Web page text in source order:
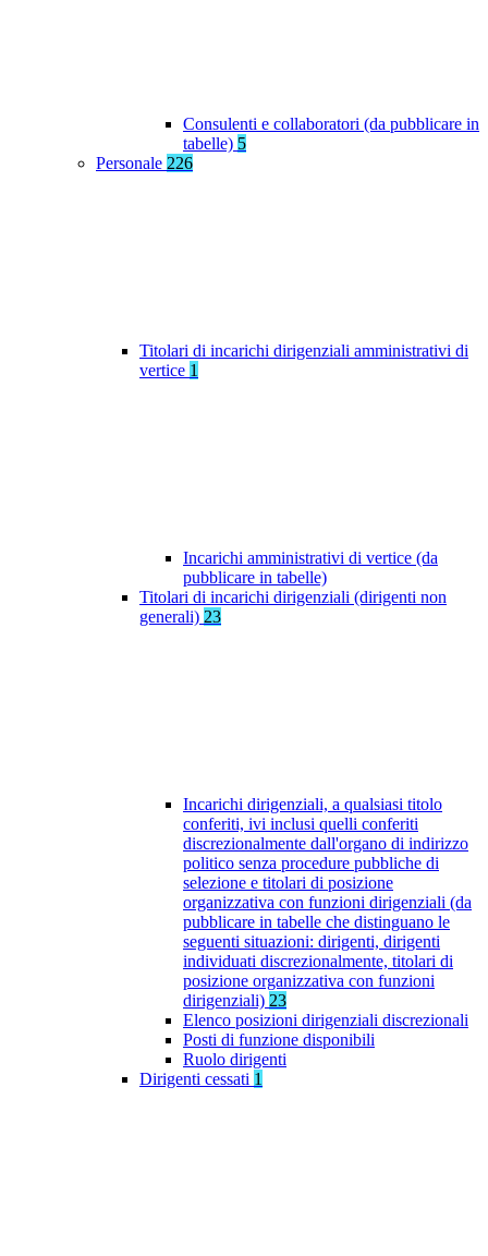
Consulenti e collaboratori (da pubblicare in
tabelle) 5
Personale 226
Titolari di incarichi dirigenziali amministrativi di
vertice 1
Incarichi amministrativi di vertice (da
pubblicare in tabelle)
Titolari di incarichi dirigenziali (dirigenti non
generali) 23
Incarichi dirigenziali, a qualsiasi titolo
conferiti, ivi inclusi quelli conferiti
discrezionalmente dall'organo di indirizzo
politico senza procedure pubbliche di
selezione e titolari di posizione
organizzativa con funzioni dirigenziali (da
pubblicare in tabelle che distinguano le
seguenti situazioni: dirigenti, dirigenti
individuati discrezionalmente, titolari di
posizione organizzativa con funzioni
dirigenziali) 23
Elenco posizioni dirigenziali discrezionali
Posti di funzione disponibili
Ruolo dirigenti
Dirigenti cessati 1